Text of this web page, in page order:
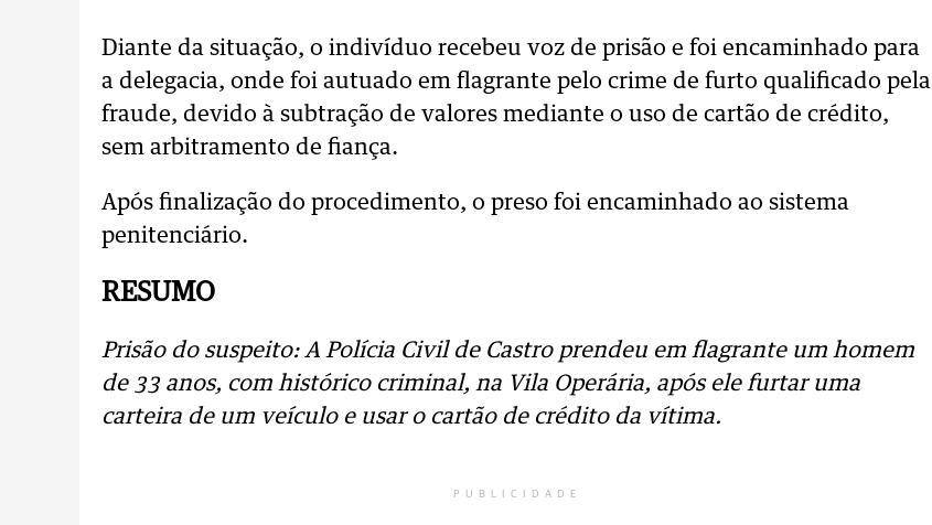
Diante da situação, o indivíduo recebeu voz de prisão e foi encaminhado para
a delegacia, onde foi autuado em flagrante pelo crime de furto qualificado pela
fraude, devido à subtração de valores mediante o uso de cartão de crédito,
sem arbitramento de fiança.
Após finalização do procedimento, o preso foi encaminhado ao sistema
penitenciário.
RESUMO
Prisão do suspeito: A Polícia Civil de Castro prendeu em flagrante um homem
de 33 anos, com histórico criminal, na Vila Operária, após ele furtar uma
carteira de um veículo e usar o cartão de crédito da vítima.
PUBLICIDADE